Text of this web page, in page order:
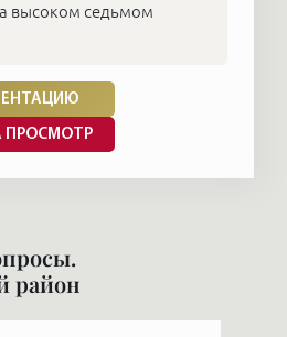
высоком седьмом
ПРОСМОТР
район